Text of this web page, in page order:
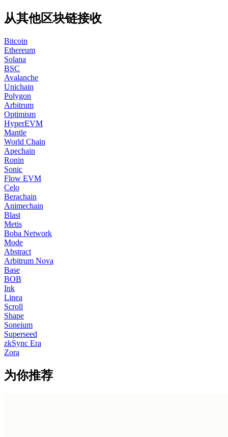
从其他区块链接收
Bitcoin
Ethereum
Solana
BSC
Avalanche
Unichain
Polygon
Arbitrum
Optimism
HyperEVM
Mantle
World Chain
Apechain
Ronin
Sonic
Flow EVM
Celo
Berachain
Animechain
Blast
Metis
Boba Network
Mode
Abstract
Arbitrum Nova
Base
BOB
Ink
Linea
Scroll
Shape
Soneium
Superseed
zkSync Era
Zora
为你推荐